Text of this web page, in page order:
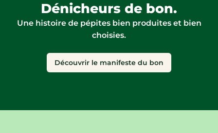
Dénicheurs de bon.
Une histoire de pépites bien produites et bien
choisies.
Découvrir le manifeste du bon